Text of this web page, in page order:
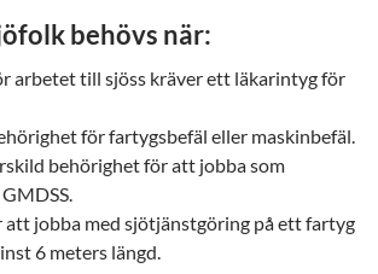
behövs när:
arbetet till sjöss kräver ett läkarintyg för
för fartygsbefäl eller maskinbefäl.
behörighet för att jobba som
att jobba med sjötjänstgöring på ett fartyg
6 meters längd.